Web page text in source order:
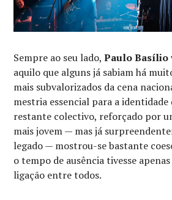
Sempre ao seu lado,Paulo Basílio
aquilo que alguns já sabiam há
mais subvalorizados da cena
mestria essencial para a identidade
restante colectivo, reforçado por
mais jovem — mas já
legado — mostrou-se bastante
o tempo de ausência tivesse
ligação entre todos.